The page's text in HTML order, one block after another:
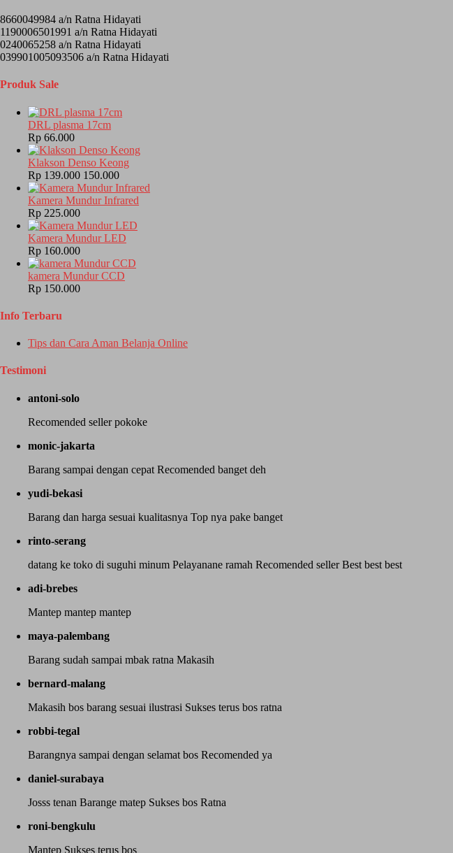
8660049984 a/n Ratna Hidayati
1190006501991 a/n Ratna Hidayati
0240065258 a/n Ratna Hidayati
039901005093506 a/n Ratna Hidayati
Produk Sale
DRL plasma 17cm
Rp 66.000
Klakson Denso Keong
Rp 139.000 150.000
Kamera Mundur Infrared
Rp 225.000
Kamera Mundur LED
Rp 160.000
kamera Mundur CCD
Rp 150.000
Info Terbaru
Tips dan Cara Aman Belanja Online
Testimoni
antoni-solo
Recomended seller pokoke
monic-jakarta
Barang sampai dengan cepat Recomended banget deh
yudi-bekasi
Barang dan harga sesuai kualitasnya Top nya pake banget
rinto-serang
datang ke toko di suguhi minum Pelayanane ramah Recomended seller Best best best
adi-brebes
Mantep mantep mantep
maya-palembang
Barang sudah sampai mbak ratna Makasih
bernard-malang
Makasih bos barang sesuai ilustrasi Sukses terus bos ratna
robbi-tegal
Barangnya sampai dengan selamat bos Recomended ya
daniel-surabaya
Josss tenan Barange matep Sukses bos Ratna
roni-bengkulu
Mantep Sukses terus bos